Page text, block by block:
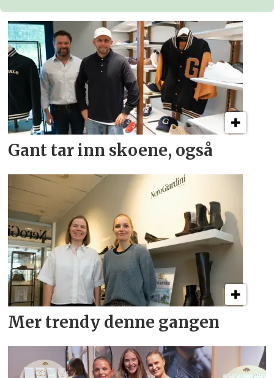
Gant tar inn skoene, også
Mer trendy denne gangen